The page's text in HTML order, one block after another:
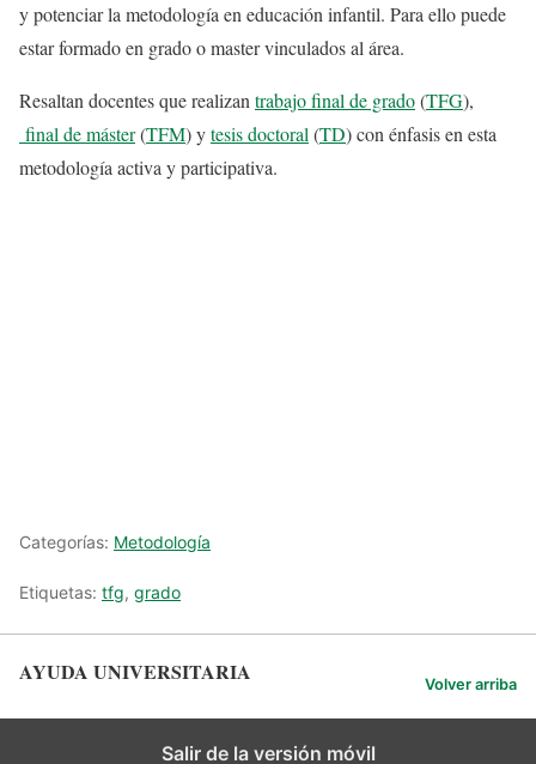
y potenciar la metodología en educación infantil. Para ello puede
estar formado en grado o master vinculados al área.
Resaltan docentes que realizan trabajo final de grado(TFG),
final de máster(TFM) ytesis doctoral (TD) con énfasis en esta
metodología activa y participativa.
Categorías: Metodología
Etiquetas: tfg, grado
AYUDA UNIVERSITARIA Volver arriba
Salir de la versión móvil